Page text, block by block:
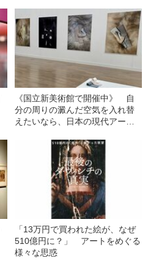
《国立新美術館で開催中》 自
分の周りの澱んだ空気を入れ替
えたいなら、日本の現代アート
「13万円で買われた絵が、なぜ
510億円に？」 アートをめぐる
様々な思惑